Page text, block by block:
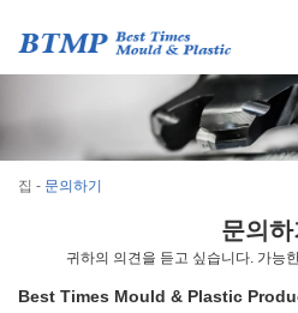
집 - 문의하기
문의하
귀하의 의견을 듣고 싶습니다. 가능
Best Times Mould & Plastic